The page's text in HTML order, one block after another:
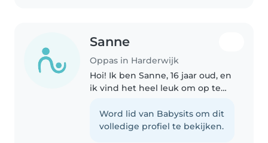
Sanne
Oppas in Harderwijk
Hoi! Ik ben Sanne, 16 jaar oud, en
ik vind het heel leuk om op te
geduldig en zorgzaam, en ik ga
graag met kinderen om. Of het
Word lid van Babysits om dit
volledige profiel te bekijken.